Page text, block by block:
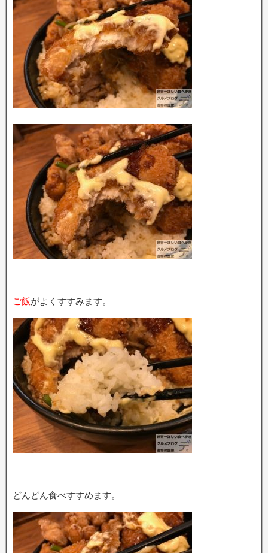
ご飯がよくすすみます。
どんどん食べすすめます。